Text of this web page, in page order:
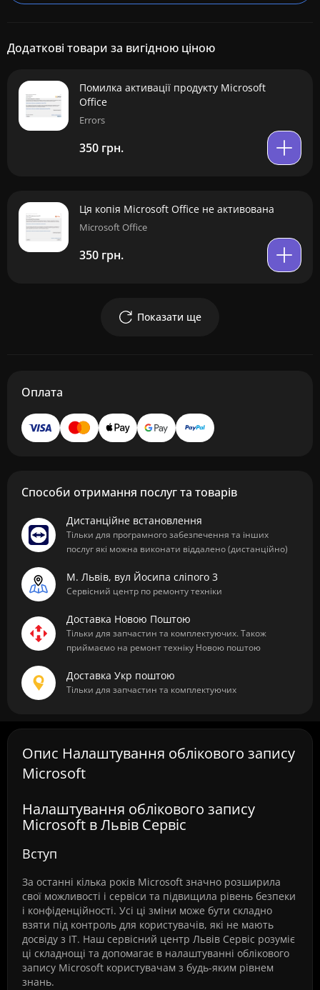
Додаткові товари за вигідною ціною
Помилка активації продукту Microsoft
Office
Errors
350 грн.
Ця копія Microsoft Office не активована
Microsoft Office
350 грн.
Показати ще
Оплата
Способи отримання послуг та товарів
Дистанційне встановлення
Тільки для програмного забезпечення та інших
послуг які можна виконати віддалено (дистанційно)
М. Львів, вул Йосипа сліпого 3
Сервісний центр по ремонту техніки
Доставка Новою Поштою
Тільки для запчастин та комплектуючих. Також
приймаємо на ремонт техніку Новою поштою
Доставка Укр поштою
Тільки для запчастин та комплектуючих
Опис Налаштування облікового запису
Microsoft
Налаштування облікового запису
Microsoft в Львів Сервіс
Вступ
За останні кілька років Microsoft значно розширила
свої можливості і сервіси та підвищила рівень безпеки
і конфіденційності. Усі ці зміни може бути складно
взяти під контроль для користувачів, які не мають
досвіду з IT. Наш сервісний центр Львів Сервіс розуміє
ці складнощі та допомагає в налаштуванні облікового
запису Microsoft користувачам з будь-яким рівнем
знань.